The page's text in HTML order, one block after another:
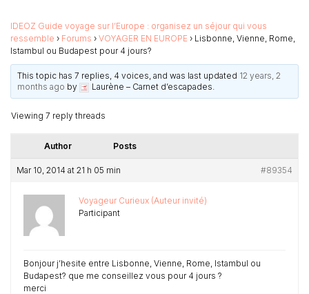
IDEOZ Guide voyage sur l’Europe : organisez un séjour qui vous
ressemble › Forums › VOYAGER EN EUROPE › Lisbonne, Vienne, Rome,
Istambul ou Budapest pour 4 jours?
This topic has 7 replies, 4 voices, and was last updated 12 years, 2
months ago by Laurène – Carnet d’escapades.
Viewing 7 reply threads
Author Posts
Mar 10, 2014 at 21 h 05 min #89354
Voyageur Curieux (Auteur invité)
Participant
Bonjour j’hesite entre Lisbonne, Vienne, Rome, Istambul ou
Budapest? que me conseillez vous pour 4 jours ?
merci